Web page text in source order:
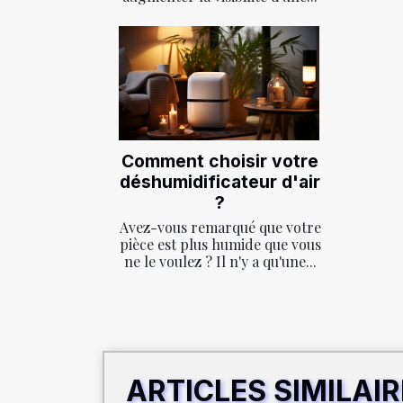
Comment choisir votre
déshumidificateur d'air
?
Avez-vous remarqué que votre
pièce est plus humide que vous
ne le voulez ? Il n'y a qu'une...
ARTICLES